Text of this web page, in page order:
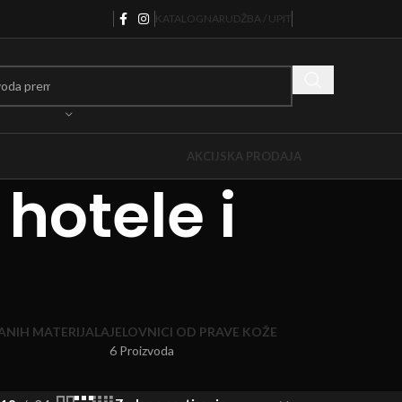
KATALOGNARUDŽBA / UPIT
AKCIJSKA PRODAJA
i
MATERIJALAJELOVNICI OD PRAVE KOŽE
6 Proizvoda